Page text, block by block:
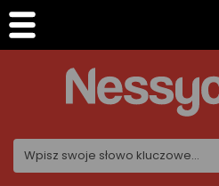
Panel zarządzania plikami cookies